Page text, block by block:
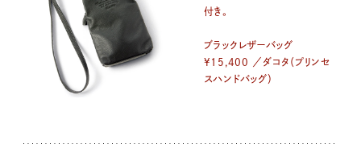
付き。
ブラックレザーバッグ
¥15,400 ／ダコタ（プリンセ
スハンドバッグ）